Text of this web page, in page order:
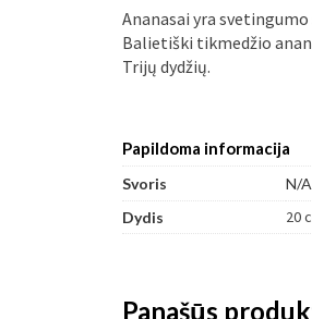
Ananasai yra
Balietiški tikmedžio
Trijų dydžių.
Papildoma informacija
Svoris
N/A
Dydis
20
Panašūs